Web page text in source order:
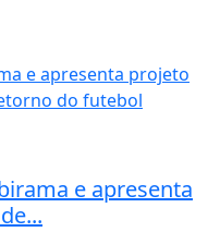
e apresenta